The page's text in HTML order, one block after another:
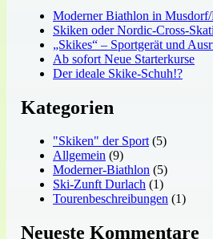
Moderner Biathlon in Musdorf/
Skiken oder Nordic-Cross-
„Skikes“ – Sportgerät und
Ab sofort Neue Starterkurse
Der ideale Skike-Schuh!?
Kategorien
"Skiken" der Sport(5)
Allgemein (9)
Moderner-Biathlon (5)
Ski-Zunft Durlach (1)
Tourenbeschreibungen (1)
Neueste Kommentare